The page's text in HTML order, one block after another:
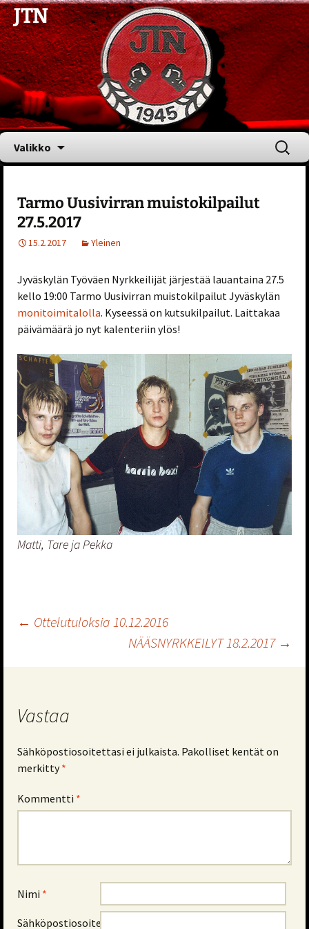
JTN
Valikko Haku:
Tarmo Uusivirran muistokilpailut
27.5.2017
15.2.2017 Yleinen
Jyväskylän Työväen Nyrkkeilijät järjestää lauantaina 27.5
kello 19:00 Tarmo Uusivirran muistokilpailut Jyväskylän
monitoimitalolla. Kyseessä on kutsukilpailut. Laittakaa
päivämäärä jo nyt kalenteriin ylös!
Matti, Tare ja Pekka
Artikkelien
selaus
← Ottelutuloksia 10.12.2016
NÄÄSNYRKKEILYT 18.2.2017 →
Vastaa
Sähköpostiosoitettasi ei julkaista. Pakolliset kentät on
merkitty*
Kommentti *
Nimi *
Sähköpostiosoite